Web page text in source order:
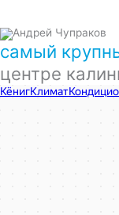
самый
центре
КёнигКлимат
Кондиционеры в